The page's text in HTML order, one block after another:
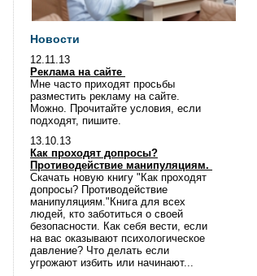
Новости
12.11.13
Реклама на сайте
Мне часто приходят просьбы
разместить рекламу на сайте.
Можно. Прочитайте условия, если
подходят, пишите.
13.10.13
Как проходят допросы?
Противодействие манипуляциям.
Скачать новую книгу "Как проходят
допросы? Противодействие
манипуляциям."Книга для всех
людей, кто заботиться о своей
безопасности. Как себя вести, если
на вас оказывают психологическое
давление? Что делать если
угрожают избить или начинают...